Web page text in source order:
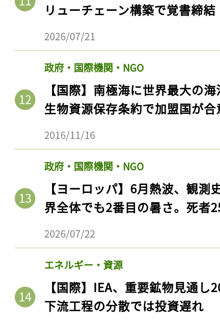
リューチェーン構築で覚書締結
2026/07/21
政府・国際機関・NGO
【国際】南極海に世界最大の
生物資源保存条約で加盟国が合
2016/11/16
政府・国際機関・NGO
【ヨーロッパ】6月熱波、観
界全体でも2番目の暑さ。死者
2026/07/22
エネルギー・資源
【国際】IEA、重要鉱物見通
下流工程の分散では投資遅れ